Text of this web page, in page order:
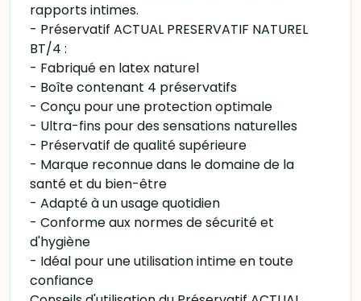
rapports intimes.
- Préservatif ACTUAL PRESERVATIF NATUREL
BT/4 :
- Fabriqué en latex naturel
- Boîte contenant 4 préservatifs
- Conçu pour une protection optimale
- Ultra-fins pour des sensations naturelles
- Préservatif de qualité supérieure
- Marque reconnue dans le domaine de la
santé et du bien-être
- Adapté à un usage quotidien
- Conforme aux normes de sécurité et
d'hygiène
- Idéal pour une utilisation intime en toute
confiance